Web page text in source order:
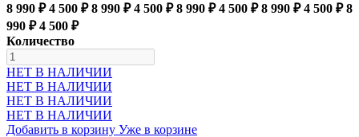
8 990 ₽ 4 500 ₽ 8 990 ₽ 4 500 ₽ 8 990 ₽ 4 500 ₽ 8 990 ₽ 4 500 ₽ 8
990 ₽ 4 500 ₽
Количество
НЕТ В НАЛИЧИИ
НЕТ В НАЛИЧИИ
НЕТ В НАЛИЧИИ
НЕТ В НАЛИЧИИ
Добавить в корзину Уже в корзине